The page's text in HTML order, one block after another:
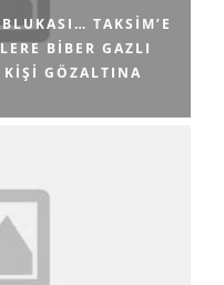
TAKSIM’E
BIBER GAZLI
GÖZALTINA